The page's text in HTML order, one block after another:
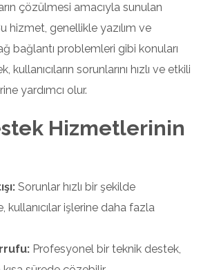
çözülmesi amacıyla sunulan
hizmet, genellikle yazılım ve
bağlantı problemleri gibi konuları
kullanıcıların sorunlarını hızlı ve etkili
yardımcı olur.
Hizmetlerinin
Sorunlar hızlı bir şekilde
kullanıcılar işlerine daha fazla
Profesyonel bir teknik destek,